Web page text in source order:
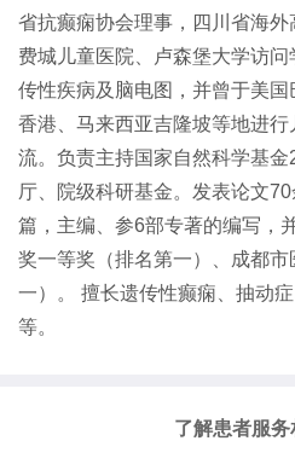
省抗癫痫协会理事，四川省海
费城儿童医院、卢森堡大学访
传性疾病及脑电图，并曾于美
香港、马来西亚吉隆坡等地进
流。负责主持国家自然科学基
厅、院级科研基金。发表论文
篇，主编、参6部专著的编写，
奖一等奖（排名第一）、成都
一）。 擅长遗传性癫痫、抽动
等。
了解患者服